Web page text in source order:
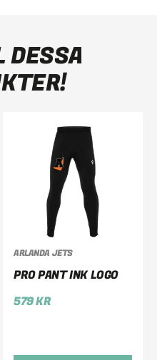
DESSA
ARLANDA JETS
PRO PANT INK LOGO
579KR